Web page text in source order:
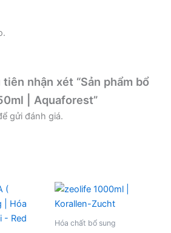
nhận xét “Sản phẩm bổ
| Aquaforest”
gửi đánh giá.
Hóa chất bổ sung